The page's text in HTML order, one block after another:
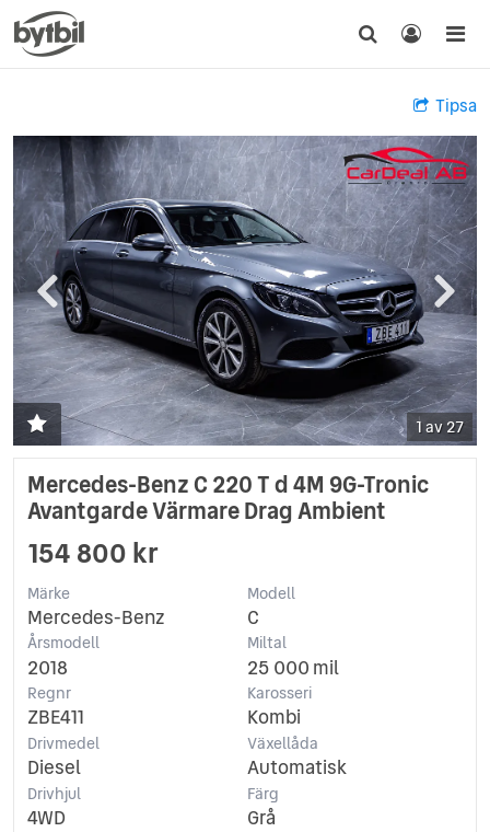
Tipsa
1 av 27
Mercedes-Benz C 220 T d 4M 9G-Tronic
Avantgarde Värmare Drag Ambient
154 800 kr
Märke
Mercedes-Benz
Modell
C
Årsmodell
2018
Miltal
25 000 mil
Regnr
ZBE411
Karosseri
Kombi
Drivmedel
Diesel
Växellåda
Automatisk
Drivhjul
4WD
Färg
Grå